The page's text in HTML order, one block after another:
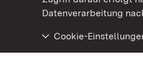
Datenverarbeitung
Cookie-